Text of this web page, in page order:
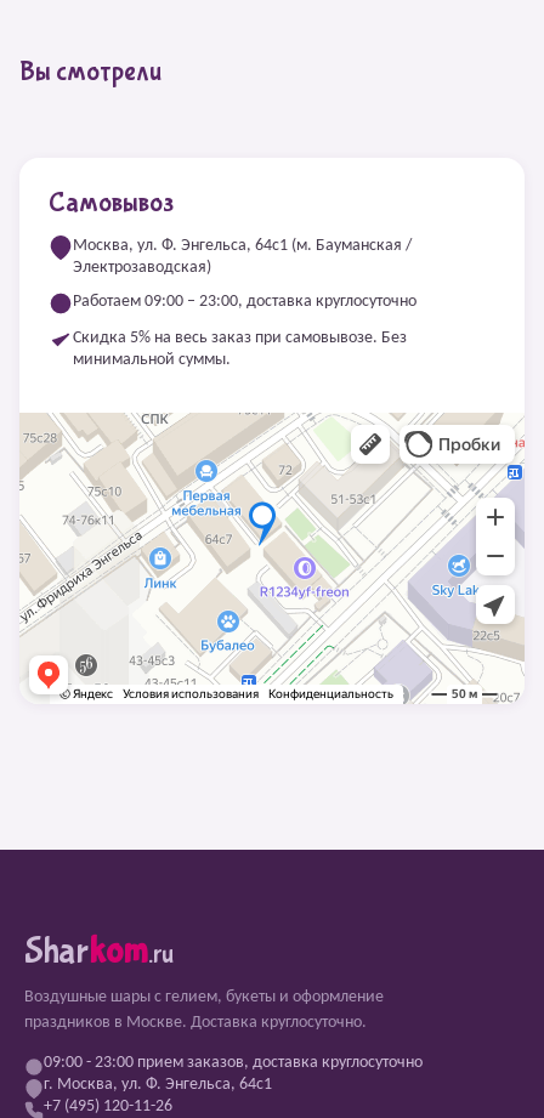
Вы смотрели
Самовывоз
Москва, ул. Ф. Энгельса, 64с1 (м. Бауманская /
Электрозаводская)
Работаем 09:00 – 23:00, доставка круглосуточно
Скидка 5% на весь заказ при самовывозе. Без
минимальной суммы.
Sharkom.ru
Воздушные шары с гелием, букеты и оформление
праздников в Москве. Доставка круглосуточно.
09:00 - 23:00 прием заказов, доставка круглосуточно
г. Москва, ул. Ф. Энгельса, 64с1
+7 (495) 120-11-26